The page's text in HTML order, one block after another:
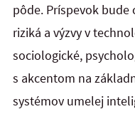
pôde. Príspevok
riziká a výzvy v
sociologické,
s akcentom na
systémov umelej